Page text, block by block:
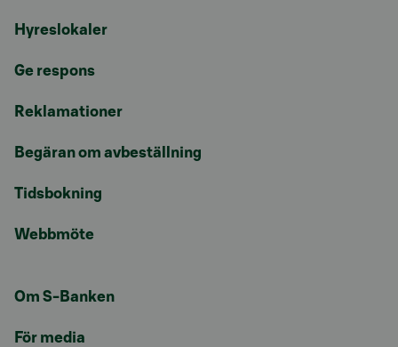
Hyreslokaler
Ge respons
Reklamationer
Begäran om avbeställning
Tidsbokning
Webbmöte
Om S-Banken
För media